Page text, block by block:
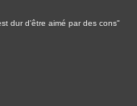
dur d'être aimé par des cons"